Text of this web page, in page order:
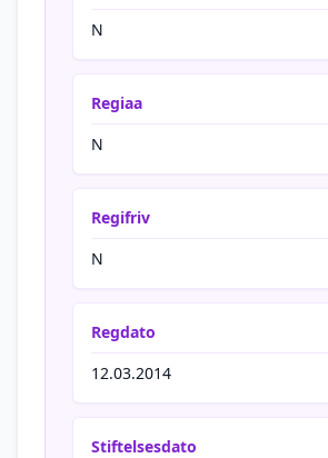
N
Regiaa
N
Regifriv
N
Regdato
12.03.2014
Stiftelsesdato